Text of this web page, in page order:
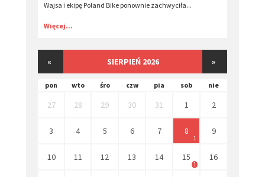
Wajsa i ekipę Poland Bike ponownie zachwyciła...
Więcej...
« SIERPIEŃ 2026 »
pon wto śro czw pia sob nie
27 28 29 30 31 1 2
3 4 5 6 7 8
1
9
10 11 12 13 14 15
1
16